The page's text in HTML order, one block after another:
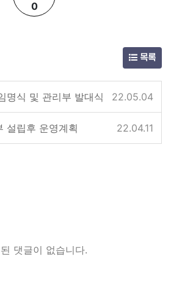
0
목록
명식 및 관리부 발대식 22.05.04
설립후 운영계획 22.04.11
댓글이 없습니다.